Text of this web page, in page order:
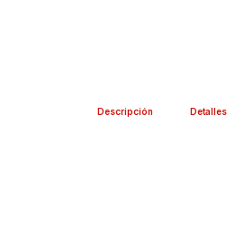
Descripción Detalles